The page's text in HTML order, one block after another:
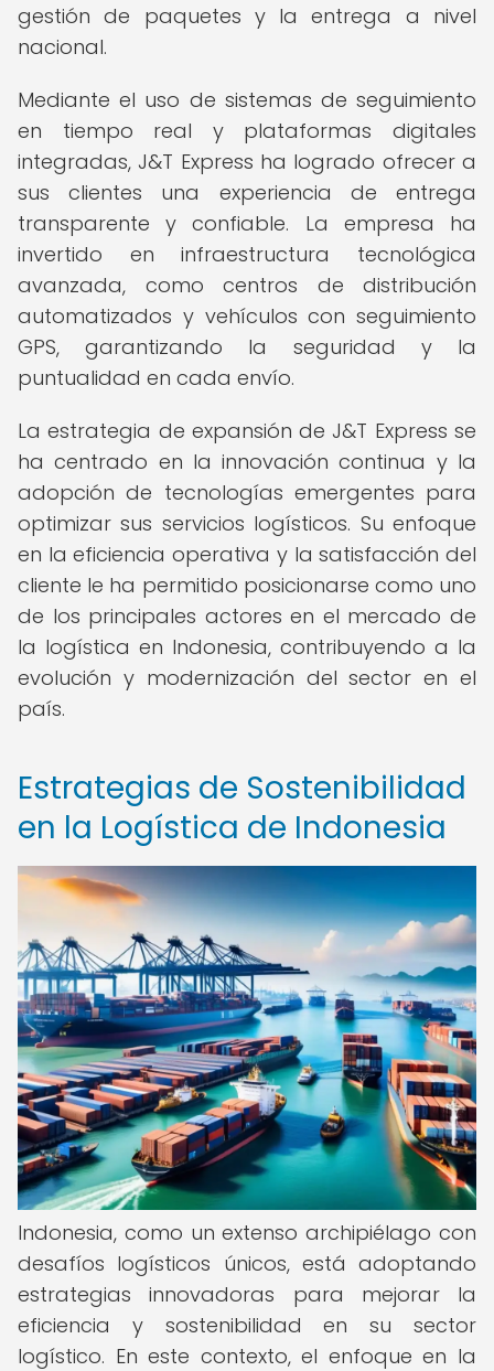
gestión de paquetes y la entrega a nivel
nacional.
Mediante el uso de sistemas de seguimiento
en tiempo real y plataformas digitales
integradas, J&T Express ha logrado ofrecer a
sus clientes una experiencia de entrega
transparente y confiable. La empresa ha
invertido en infraestructura tecnológica
avanzada, como centros de distribución
automatizados y vehículos con seguimiento
GPS, garantizando la seguridad y la
puntualidad en cada envío.
La estrategia de expansión de J&T Express se
ha centrado en la innovación continua y la
adopción de tecnologías emergentes para
optimizar sus servicios logísticos. Su enfoque
en la eficiencia operativa y la satisfacción del
cliente le ha permitido posicionarse como uno
de los principales actores en el mercado de
la logística en Indonesia, contribuyendo a la
evolución y modernización del sector en el
país.
Estrategias de Sostenibilidad
en la Logística de Indonesia
Indonesia, como un extenso archipiélago con
desafíos logísticos únicos, está adoptando
estrategias innovadoras para mejorar la
eficiencia y sostenibilidad en su sector
logístico. En este contexto, el enfoque en la